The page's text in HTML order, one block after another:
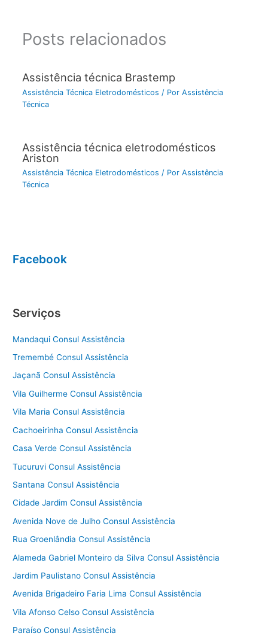
Posts relacionados
Assistência técnica Brastemp
Assistência Técnica Eletrodomésticos / Por Assistência
Técnica
Assistência técnica eletrodomésticos
Ariston
Assistência Técnica Eletrodomésticos / Por Assistência
Técnica
Facebook
Serviços
Mandaqui Consul Assistência
Tremembé Consul Assistência
Jaçanã Consul Assistência
Vila Guilherme Consul Assistência
Vila Maria Consul Assistência
Cachoeirinha Consul Assistência
Casa Verde Consul Assistência
Tucuruvi Consul Assistência
Santana Consul Assistência
Cidade Jardim Consul Assistência
Avenida Nove de Julho Consul Assistência
Rua Groenlândia Consul Assistência
Alameda Gabriel Monteiro da Silva Consul Assistência
Jardim Paulistano Consul Assistência
Avenida Brigadeiro Faria Lima Consul Assistência
Vila Afonso Celso Consul Assistência
Paraíso Consul Assistência